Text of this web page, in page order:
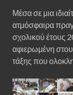
Μέσα σε μια
ατμόσφαιρα
σχολικού έτους
αφιερωμένη
τάξης που